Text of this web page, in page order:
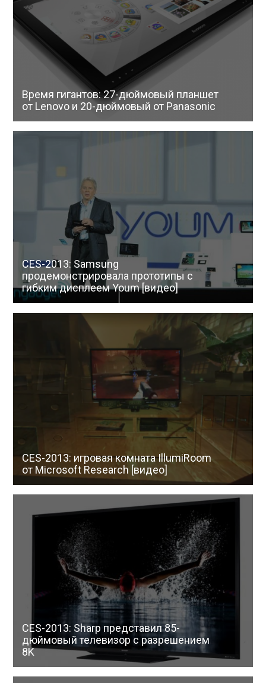
Время гигантов: 27-дюймовый планшет
от Lenovo и 20-дюймовый от Panasonic
CES-2013: Samsung
продемонстрировала прототипы с
гибким дисплеем Youm [видео]
CES-2013: игровая комната IllumiRoom
от Microsoft Research [видео]
CES-2013: Sharp представил 85-
дюймовый телевизор с разрешением
8K